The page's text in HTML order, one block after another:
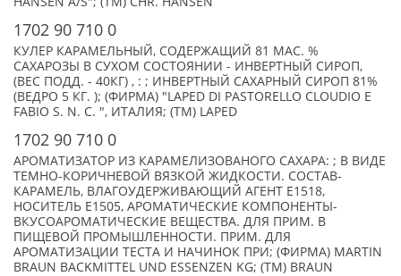
1702 90 710 0
КУЛЕР КАРАМЕЛЬНЫЙ, СОДЕРЖАЩИЙ 81 МАС. %
САХАРОЗЫ В СУХОМ СОСТОЯНИИ - ИНВЕРТНЫЙ СИРОП,
(ВЕС ПОДД. - 40КГ) , : ; ИНВЕРТНЫЙ САХАРНЫЙ СИРОП 81%
(ВЕДРО 5 КГ. ); (ФИРМА) "LAPED DI PASTORELLO CLOUDIO E
FABIO S. N. C. ", ИТАЛИЯ; (TM) LAPED
1702 90 710 0
АРОМАТИЗАТОР ИЗ КАРАМЕЛИЗОВАНОГО САХАРА: ; В ВИДЕ
ТЕМНО-КОРИЧНЕВОЙ ВЯЗКОЙ ЖИДКОСТИ. СОСТАВ-
КАРАМЕЛЬ, ВЛАГОУДЕРЖИВАЮЩИЙ АГЕНТ Е1518,
НОСИТЕЛЬ Е1505, АРОМАТИЧЕСКИЕ КОМПОНЕНТЫ-
ВКУСОАРОМАТИЧЕСКИЕ ВЕЩЕСТВА. ДЛЯ ПРИМ. В
ПИЩЕВОЙ ПРОМЫШЛЕННОСТИ. ПРИМ. ДЛЯ
АРОМАТИЗАЦИИ ТЕСТА И НАЧИНОК ПРИ; (ФИРМА) MARTIN
BRAUN BACKMITTEL UND ESSENZEN KG; (TM) BRAUN